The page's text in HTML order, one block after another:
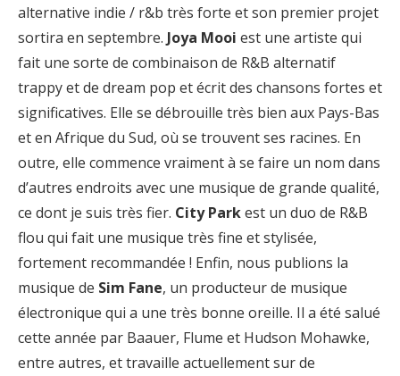
alternative indie / r&b très forte et son premier projet
sortira en septembre. Joya Mooi est une artiste qui
fait une sorte de combinaison de R&B alternatif
trappy et de dream pop et écrit des chansons fortes et
significatives. Elle se débrouille très bien aux Pays-Bas
et en Afrique du Sud, où se trouvent ses racines. En
outre, elle commence vraiment à se faire un nom dans
d’autres endroits avec une musique de grande qualité,
ce dont je suis très fier. City Parkest un duo de R&B
flou qui fait une musique très fine et stylisée,
fortement recommandée ! Enfin, nous publions la
musique de Sim Fane, un producteur de musique
électronique qui a une très bonne oreille. Il a été salué
cette année par Baauer, Flume et Hudson Mohawke,
entre autres, et travaille actuellement sur de